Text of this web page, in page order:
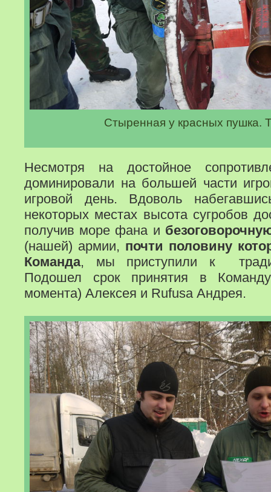
Стыренная у красных пушка.
Несмотря на достойное
доминировали на большей части
игровой день. Вдоволь
некоторых местах высота сугробов
получив море фана и
(нашей) армии, почти половину
Команда, мы приступили к
Подошел срок принятия в
момента) Алексея и Rufusa Андрея.